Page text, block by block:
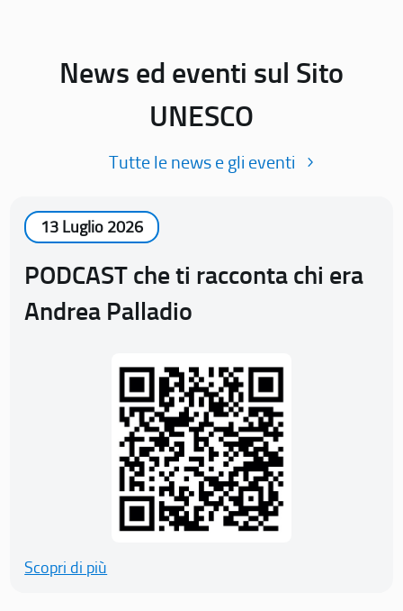
News ed eventi sul Sito
UNESCO
Tutte le news e gli eventi
13 Luglio 2026
PODCAST che ti racconta chi era
Andrea Palladio
Scopri di più